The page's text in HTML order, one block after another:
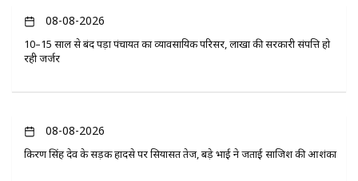
08-08-2026
10–15 साल से बंद पड़ा पंचायत का व्यावसायिक परिसर, लाखों की सरकारी संपत्ति हो
रही जर्जर
08-08-2026
किरण सिंह देव के सड़क हादसे पर सियासत तेज, बड़े भाई ने जताई साजिश की आशंका